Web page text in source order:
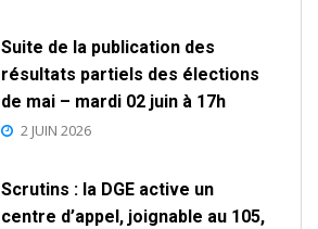
Suite de la publication des
résultats partiels des élections
de mai – mardi 02 juin à 17h
2 JUIN 2026
Scrutins : la DGE active un
centre d’appel, joignable au 105,